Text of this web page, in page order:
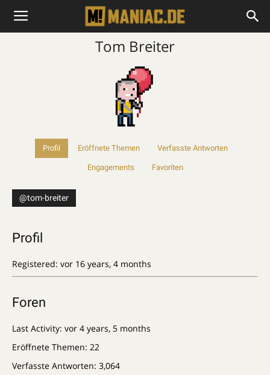
Tom Breiter
Profil Eröffnete Themen Verfasste Antworten
Engagements Favoriten
@tom-breiter
Profil
Registered: vor 16 years, 4 months
Foren
Last Activity: vor 4 years, 5 months
Eröffnete Themen: 22
Verfasste Antworten: 3,064